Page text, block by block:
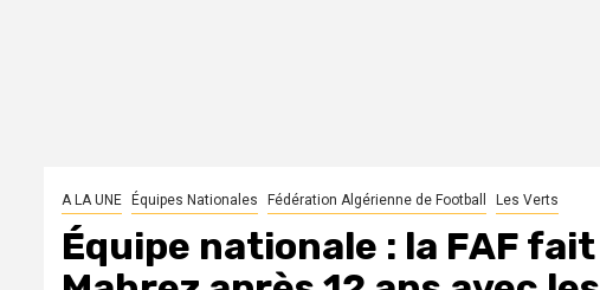
A LA UNE Équipes Nationales Fédération Algérienne de Football Les Verts
Équipe nationale : la FAF